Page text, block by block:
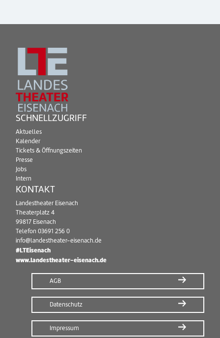
SCHNELLZUGRIFF
Aktuelles
Kalender
Tickets & Öffnungszeiten
Presse
Jobs
Intern
KONTAKT
Landestheater Eisenach
Theaterplatz 4
99817 Eisenach
Telefon 03691 256 0
info@landestheater-eisenach.de
#LTEisenach
www.landestheater-eisenach.de
AGB
Datenschutz
Impressum